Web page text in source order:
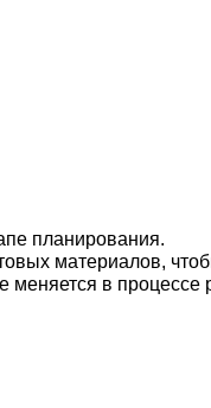
планирования.
материалов,
меняется в